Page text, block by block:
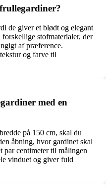
de giver et blødt og elegant
stofmaterialer, der
af præference.
og farve til
med en
på 150 cm, skal du
åbning, hvor gardinet skal
par centimeter til målingen
vinduet og giver fuld